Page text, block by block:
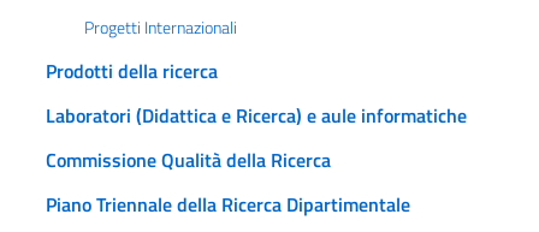
Progetti Internazionali
Prodotti della ricerca
Laboratori (Didattica e Ricerca) e aule informatiche
Commissione Qualità della Ricerca
Piano Triennale della Ricerca Dipartimentale